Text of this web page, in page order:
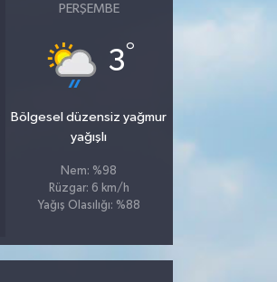
PERŞEMBE
3°
Bölgesel düzensiz yağmur
yağışlı
Nem: %98
Rüzgar: 6 km/h
Yağış Olasılığı: %88